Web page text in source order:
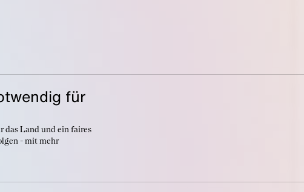
für
das Land und ein faires
- mit mehr